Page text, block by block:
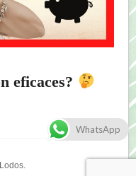
eficaces?
WhatsApp